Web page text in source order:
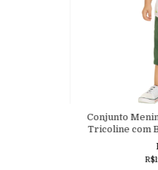
Conjunto
Tricoline com
Bermuda